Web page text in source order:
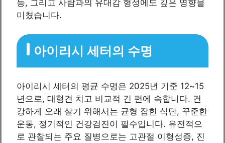
능, 그리고 사람과의 유대감 형성에도 깊은 영향을
미쳤습니다.
아이리시 세터의 수명
아이리시 세터의 평균 수명은 2025년 기준 12~15
년으로, 대형견 치고 비교적 긴 편에 속합니다. 건
강하게 오래 살기 위해서는 균형 잡힌 식단, 꾸준한
운동, 정기적인 건강검진이 필수입니다. 유전적으
로 관찰되는 주요 질병으로는 고관절 이형성증, 진